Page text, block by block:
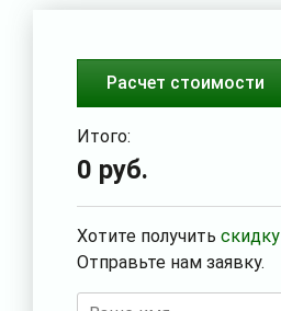
Расчет стоимости
Итого:
0 руб.
Хотите получить скидку
Отправьте нам заявку.